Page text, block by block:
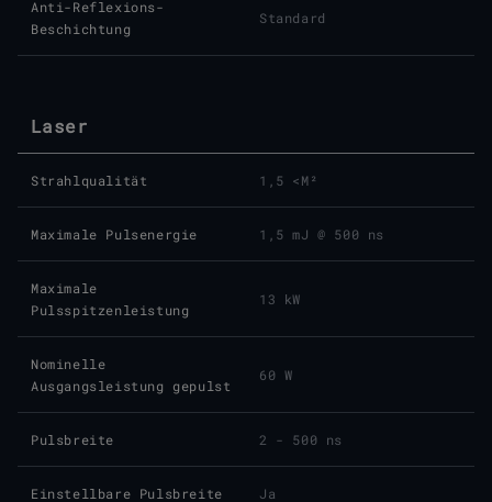
Anti-Reflexions-
Beschichtung
Standard
Laser
Strahl­qualität 1,5 <M²
Maximale Pulsenergie 1,5 mJ @ 500 ns
Maximale
Pulsspitzenleistung
13 kW
Nominelle
Ausgangsleistung gepulst
60 W
Pulsbreite 2 - 500 ns
Einstellbare Pulsbreite Ja